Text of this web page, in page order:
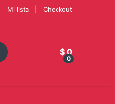
Mi lista Checkout
0
$0